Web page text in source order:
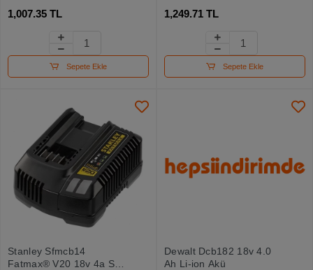
1,007.35 TL
Sepete Ekle
1,249.71 TL
Sepete Ekle
Stanley Sfmcb14
Fatmax® V20 18v 4a Şarj
Dewalt Dcb182 18v 4.0
Ah Li-ion Akü